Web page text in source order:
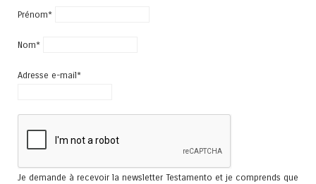
Prénom*
Nom*
Adresse e-mail*
Je demande à recevoir la newsletter Testamento et je comprends que